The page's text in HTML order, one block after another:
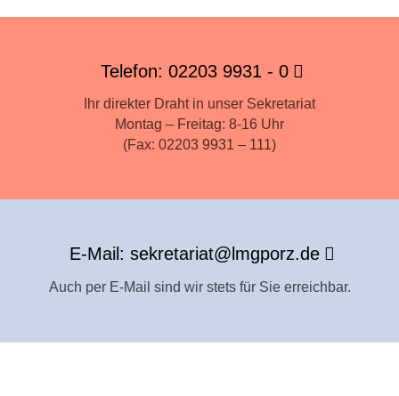
Telefon: 02203 9931 - 0
Ihr direkter Draht in unser Sekretariat
Montag – Freitag: 8-16 Uhr
(Fax: 02203 9931 – 111)
E-Mail: sekretariat@lmgporz.de
Auch per E-Mail sind wir stets für Sie erreichbar.